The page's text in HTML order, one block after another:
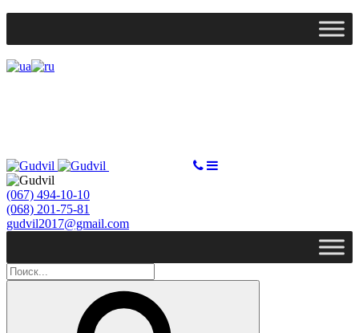
(067) 494-10-10
(068) 201-75-81
gudvil2017@gmail.com